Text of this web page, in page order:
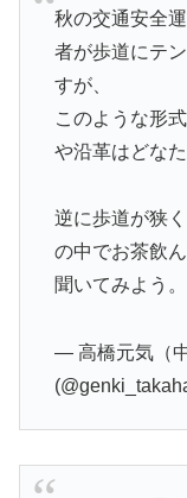
秋の交通安全
者が歩道にテ
すが、
このような形
や沿革はどな
逆に歩道が狭
の中でお茶飲
聞いてみよう。
— 高橋元気（